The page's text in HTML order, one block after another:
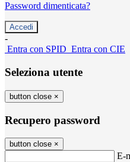
Password dimenticata?
-
Entra con SPID Entra con CIE
Seleziona utente
button close ×
Recupero password
button close ×
E-